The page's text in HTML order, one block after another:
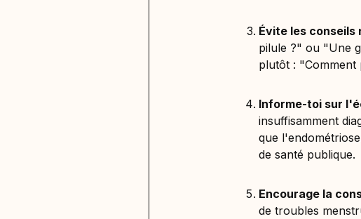
Évite les conseils
pilule ?" ou "Une
plutôt : "Comment
Informe-toi sur
insuffisamment
que l'endométriose
de santé publique.
Encourage la
de troubles